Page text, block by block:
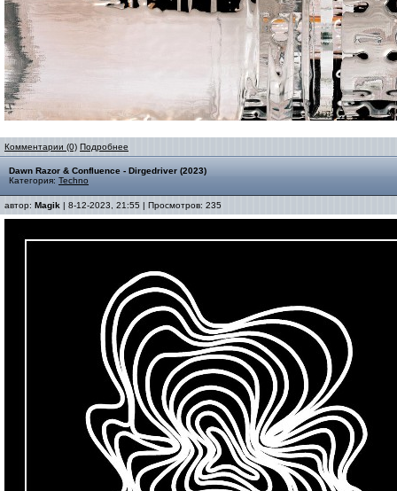
Комментарии (0) Подробнее
Dawn Razor & Confluence - Dirgedriver (2023)
Категория: Techno
автор: Magik | 8-12-2023, 21:55 | Просмотров: 235